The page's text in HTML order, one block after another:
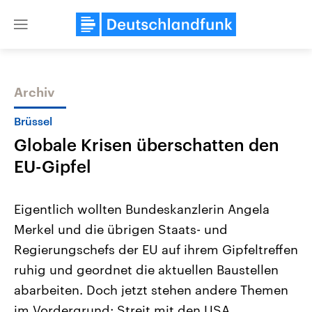
Close
Themen
Landtagswahl Sachsen-Anhalt
2026
Alle Informationen
Sachsen-Anhalt wählt am 6.
September 2026 einen neuen
Landtag. Seit 2021 wird das
Bundesland von einer Koalition aus
USA
Aktuelle Beiträge,
Hintergründe
Wirtschaftlich und
gehören die Vereinigten
den mächtigsten Ländern
mit großem Einfluss auf
Archiv
Brüssel
Globale Krisen überschatten den
EU-Gipfel
Eigentlich wollten Bundeskanzlerin Angela
Merkel und die übrigen Staats- und
Regierungschefs der EU auf ihrem Gipfeltreffen
ruhig und geordnet die aktuellen Baustellen
abarbeiten. Doch jetzt stehen andere Themen